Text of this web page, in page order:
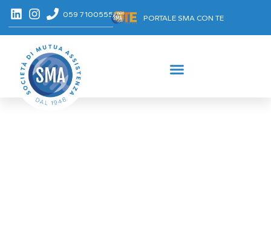
059 7100555 PORTALE SMA CON TE